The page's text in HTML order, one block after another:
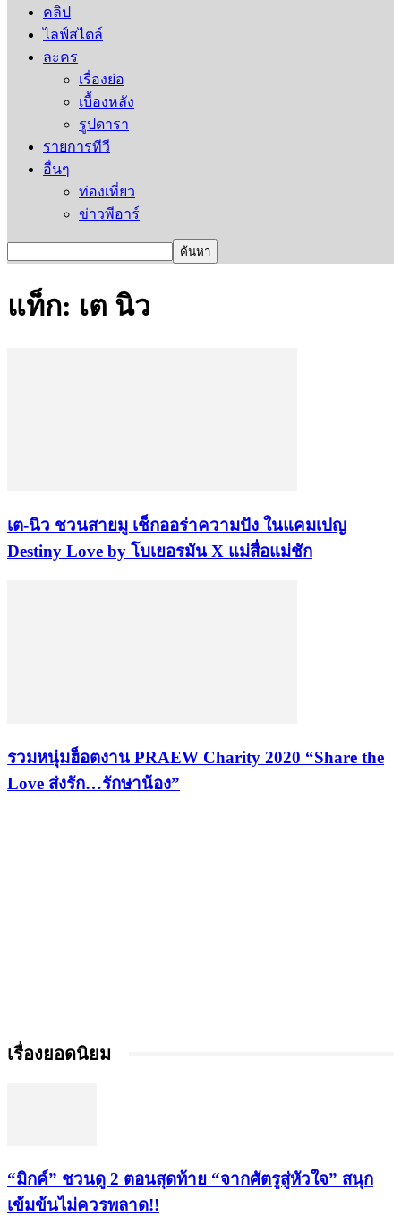
คลิป
ไลฟ์สไตล์
ละคร
เรื่องย่อ
เบื้องหลัง
รูปดารา
รายการทีวี
อื่นๆ
ท่องเที่ยว
ข่าวพีอาร์
แท็ก: เต นิว
เต-นิว ชวนสายมู เช็กออร่าความปัง ในแคมเปญ
Destiny Love by โบเยอรมัน X แม่สื่อแม่ชัก
รวมหนุ่มฮ็อตงาน PRAEW Charity 2020 “Share the
Love ส่งรัก…รักษาน้อง”
เรื่องยอดนิยม
“มิกค์” ชวนดู 2 ตอนสุดท้าย “จากศัตรูสู่หัวใจ” สนุก
เข้มข้นไม่ควรพลาด!!